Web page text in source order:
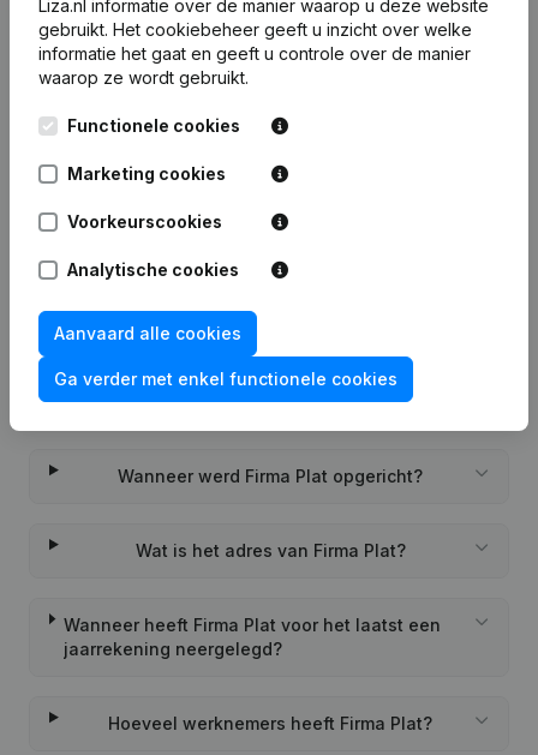
7 dagen gratis proefperiode, geen kredietkaart vereist.
Veelgestelde vragen
Wat is het btw-nummer van Firma Plat?
Wat is het PEPPOL ID van Firma Plat?
Wanneer werd Firma Plat opgericht?
Wat is het adres van Firma Plat?
Wanneer heeft Firma Plat voor het laatst een
jaarrekening neergelegd?
Hoeveel werknemers heeft Firma Plat?
Liza.nl informatie over de manier waarop u deze website
gebruikt. Het cookiebeheer geeft u inzicht over welke
informatie het gaat en geeft u controle over de manier
waarop ze wordt gebruikt.
Functionele cookies
Marketing cookies
Voorkeurscookies
Analytische cookies
Aanvaard alle cookies
Ga verder met enkel functionele cookies